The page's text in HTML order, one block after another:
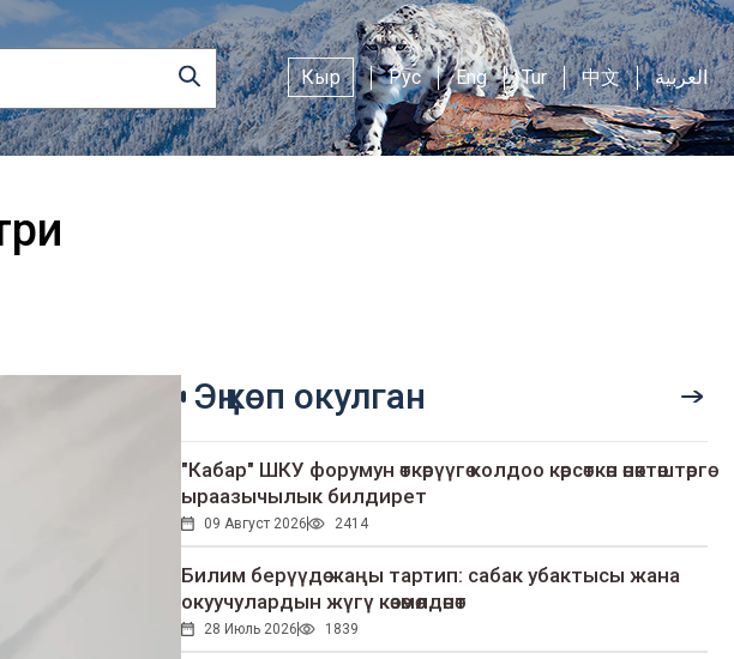
Кыр Рус Eng Tur 中文 العربية
Эң көп окулган
"Кабар" ШКУ форумун өткөрүүгө колдоо көрсөткөн өнөктөштөргө
ыраазычылык билдирет
09 Август 2026 2414
Билим берүүдө жаңы тартип: сабак убактысы жана
окуучулардын жүгү көзөмөлдөнөт
28 Июль 2026 1839